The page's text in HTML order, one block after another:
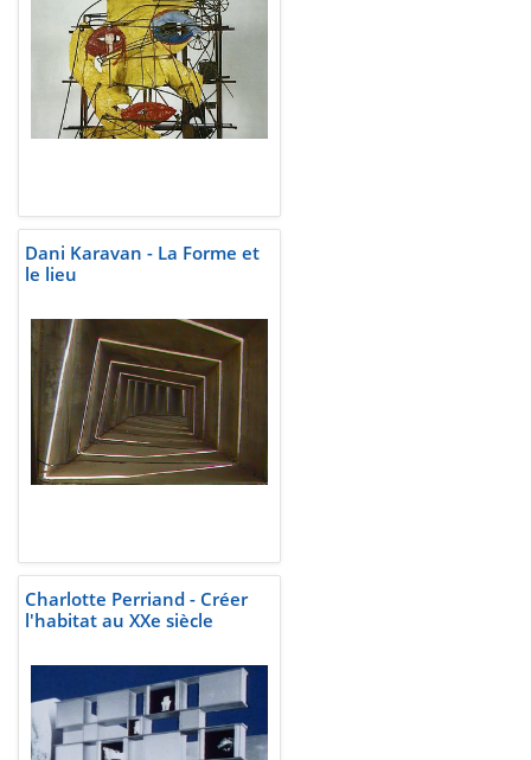
Dani Karavan - La Forme et
le lieu
Charlotte Perriand - Créer
l'habitat au XXe siècle